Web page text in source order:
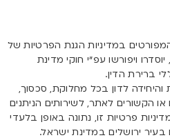
במדיניות הגנת הפרטיות של
ויפורשו עפ”י חוקי מדינת
ברירת הדין.
לדון בכל מחלוקת, סכסוך,
הקשורים לאתר, לשירותים הניתנים
פרטיות זו, נתונה באופן בלעדי
ירושלים במדינת ישראל.